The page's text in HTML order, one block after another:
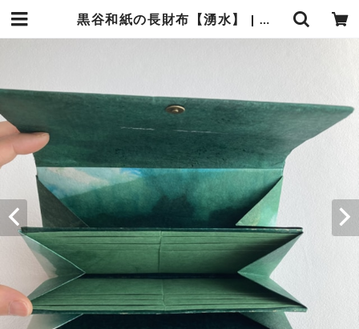
黒谷和紙の長財布【湧水】 | 暮らしの中の和紙のかたち